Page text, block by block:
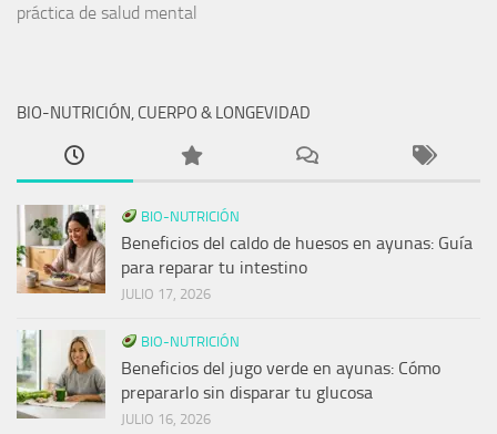
práctica de salud mental
BIO-NUTRICIÓN, CUERPO & LONGEVIDAD
BIO-NUTRICIÓN
Beneficios del caldo de huesos en ayunas: Guía
para reparar tu intestino
JULIO 17, 2026
BIO-NUTRICIÓN
Beneficios del jugo verde en ayunas: Cómo
prepararlo sin disparar tu glucosa
JULIO 16, 2026